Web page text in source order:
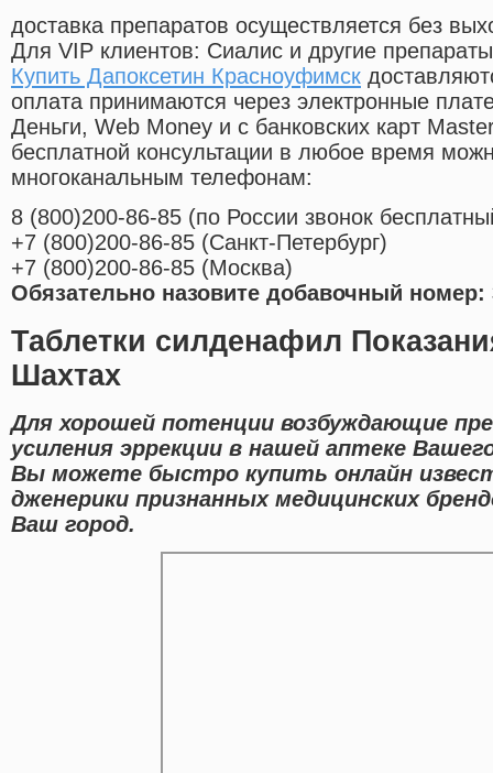
доставка препаратов осуществляется без
Для VIP клиентов: Сиалис и другие
Купить Дапоксетин Красноуфимск
оплата принимаются через электронные
Деньги, Web Money и с банковских карт
бесплатной консультации в любое время
многоканальным телефонам:
8 (800)200-86-85 (по России звонок
+7 (800)200-86-85 (Санкт-Петербург)
+7 (800)200-86-85 (Москва)
Обязательно назовите добавочный номер:
Таблетки силденафил
Шахтах
Для хорошей потенции возбуждающие
усиления эррекции в нашей аптеке
Вы можете быстро купить онлайн
дженерики признанных медицинских
Ваш город.